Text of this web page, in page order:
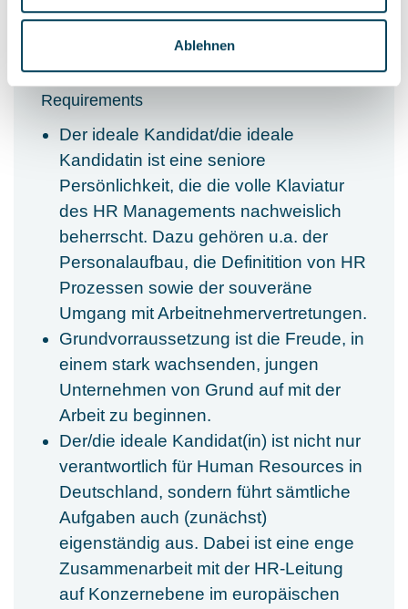
Ablehnen
Requirements & Expertise
Requirements
Der ideale Kandidat/die ideale
Kandidatin ist eine seniore
Persönlichkeit, die die volle Klaviatur
des HR Managements nachweislich
beherrscht. Dazu gehören u.a. der
Personalaufbau, die Definitition von HR
Prozessen sowie der souveräne
Umgang mit Arbeitnehmervertretungen.
Grundvorraussetzung ist die Freude, in
einem stark wachsenden, jungen
Unternehmen von Grund auf mit der
Arbeit zu beginnen.
Der/die ideale Kandidat(in) ist nicht nur
verantwortlich für Human Resources in
Deutschland, sondern führt sämtliche
Aufgaben auch (zunächst)
eigenständig aus. Dabei ist eine enge
Zusammenarbeit mit der HR-Leitung
auf Konzernebene im europäischen